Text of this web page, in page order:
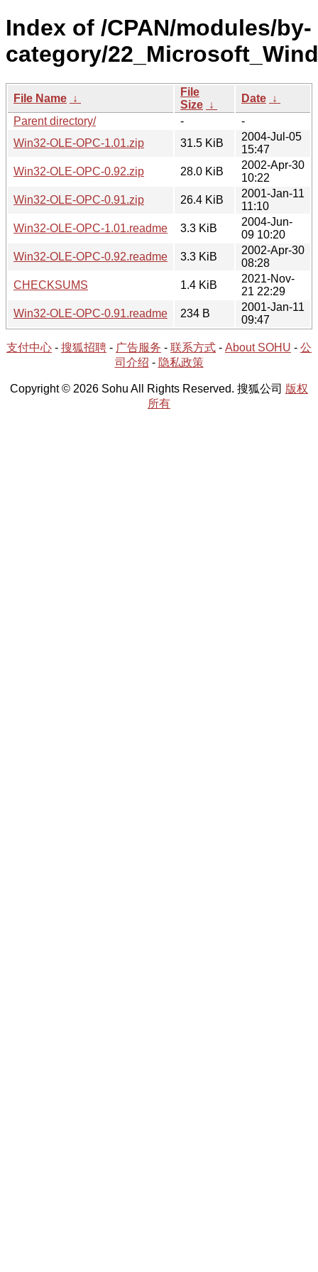
Index of /CPAN/modules/by-
category/
File Name ↓
File
Size ↓
Date ↓
Parent directory/
-
-
Win32-OLE-OPC-1.01.zip
31.5 KiB
2004-Jul-05
15:47
Win32-OLE-OPC-0.92.zip
28.0 KiB
2002-Apr-30
10:22
Win32-OLE-OPC-0.91.zip
26.4 KiB
2001-Jan-11
11:10
Win32-OLE-OPC-1.01.readme
3.3 KiB
2004-Jun-
09 10:20
Win32-OLE-OPC-0.92.readme
3.3 KiB
2002-Apr-30
08:28
CHECKSUMS
1.4 KiB
2021-Nov-
21 22:29
Win32-OLE-OPC-0.91.readme
234 B
2001-Jan-11
09:47
支付中心 - 搜狐招聘 - 广告服务 - 联系方式 - About SOHU - 公
司介绍 - 隐私政策
Copyright © 2026 Sohu All Rights Reserved. 搜狐公司 版权
所有